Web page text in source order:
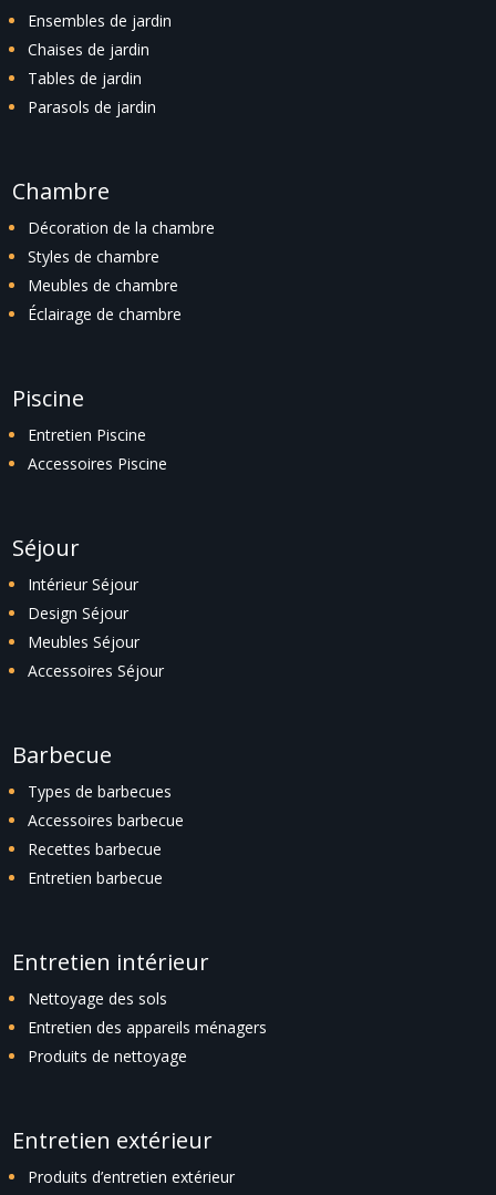
Ensembles de jardin
Chaises de jardin
Tables de jardin
Parasols de jardin
Chambre
Décoration de la chambre
Styles de chambre
Meubles de chambre
Éclairage de chambre
Piscine
Entretien Piscine
Accessoires Piscine
Séjour
Intérieur Séjour
Design Séjour
Meubles Séjour
Accessoires Séjour
Barbecue
Types de barbecues
Accessoires barbecue
Recettes barbecue
Entretien barbecue
Entretien intérieur
Nettoyage des sols
Entretien des appareils ménagers
Produits de nettoyage
Entretien extérieur
Produits d’entretien extérieur